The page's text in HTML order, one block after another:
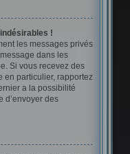
!
les messages privés
dans les
Si vous recevez des
en particulier, rapportez
a la possibilité
d’envoyer des